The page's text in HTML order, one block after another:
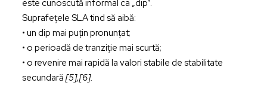
este cunoscută informal ca „dip”.
Suprafețele SLA tind să aibă:
• un dip mai puțin pronunțat;
• o perioadă de tranziție mai scurtă;
• o revenire mai rapidă la valori stabile de stabilitate
secundară [5],[6].